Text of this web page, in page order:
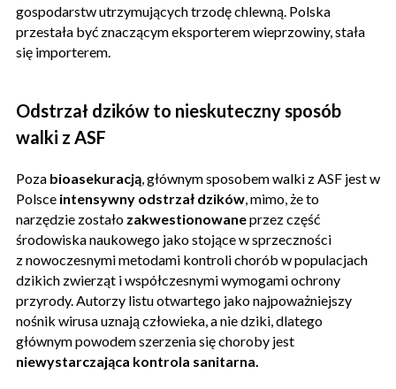
gospodarstw utrzymujących trzodę chlewną. Polska
przestała być znaczącym eksporterem wieprzowiny, stała
się importerem.
Odstrzał dzików to nieskuteczny sposób
walki z ASF
Poza bioasekuracją , głównym sposobem walki z ASF jest w
Polsce intensywny odstrzał dzików , mimo, że to
narzędzie zostało zakwestionowaneprzez część
środowiska naukowego jako stojące w sprzeczności
z nowoczesnymi metodami kontroli chorób w populacjach
dzikich zwierząt i współczesnymi wymogami ochrony
przyrody. Autorzy listu otwartego jako najpoważniejszy
nośnik wirusa uznają człowieka, a nie dziki, dlatego
głównym powodem szerzenia się choroby jest
niewystarczająca kontrola sanitarna.